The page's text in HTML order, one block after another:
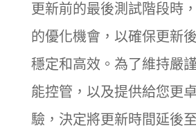
更新前的最後測試階段時
的優化機會，以確保更新
穩定和高效。為了維持嚴
能控管，以及提供給您更
驗，決定將更新時間延後